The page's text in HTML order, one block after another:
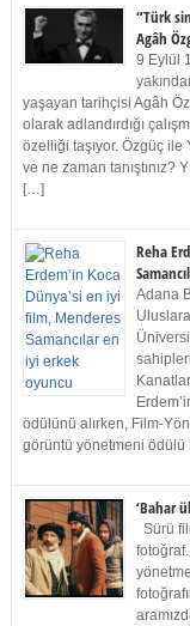
“Türk
Agâh
9 Eylül
yaşayan tarihçisi Agâh
olarak adlandırdığı
özelliği taşıyor. Özgüç ile
ve ne zaman tanıştınız?
[…]
Reha
Adana
ödülünü alırken, Film-
görüntü yönetmeni ödülü
‘Bahar
Sürü
fotoğraf.